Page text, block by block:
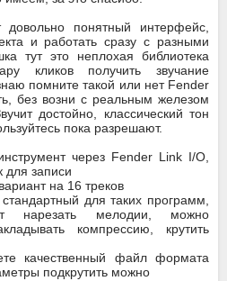
довольно понятный интерфейс,
и работать сразу с разными
тут это неплохая библиотека
кликов получить звучание
помните такой или нет Fender
без возни с реальным железом
достойно, классический тон
пока разрешают.
через Fender Link I/O,
для записи
на 16 треков
для таких программ,
нарезать мелодии, можно
компрессию, крутить
качественный файл формата
подкрутить можно